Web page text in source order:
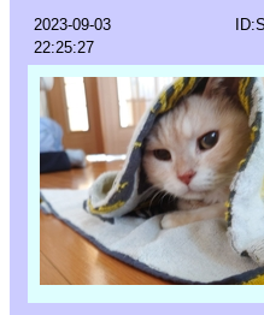
2023-09-03
22:25:27